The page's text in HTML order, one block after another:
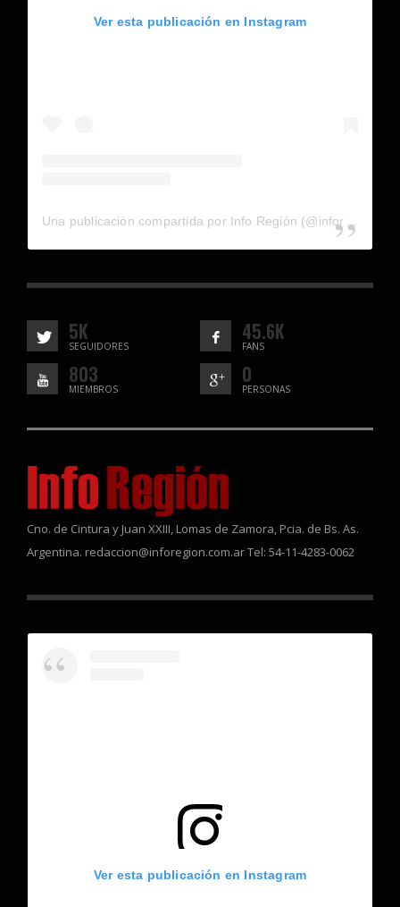
Ver esta publicación en Instagram
Una publicación compartida por Info Región (@inforegion_redes)
5K
SEGUIDORES
45.6K
FANS
803
MIEMBROS
0
PERSONAS
Cno. de Cintura y Juan XXIII, Lomas de Zamora, Pcia. de Bs. As.
Argentina. redaccion@inforegion.com.ar Tel: 54-11-4283-0062
Ver esta publicación en Instagram